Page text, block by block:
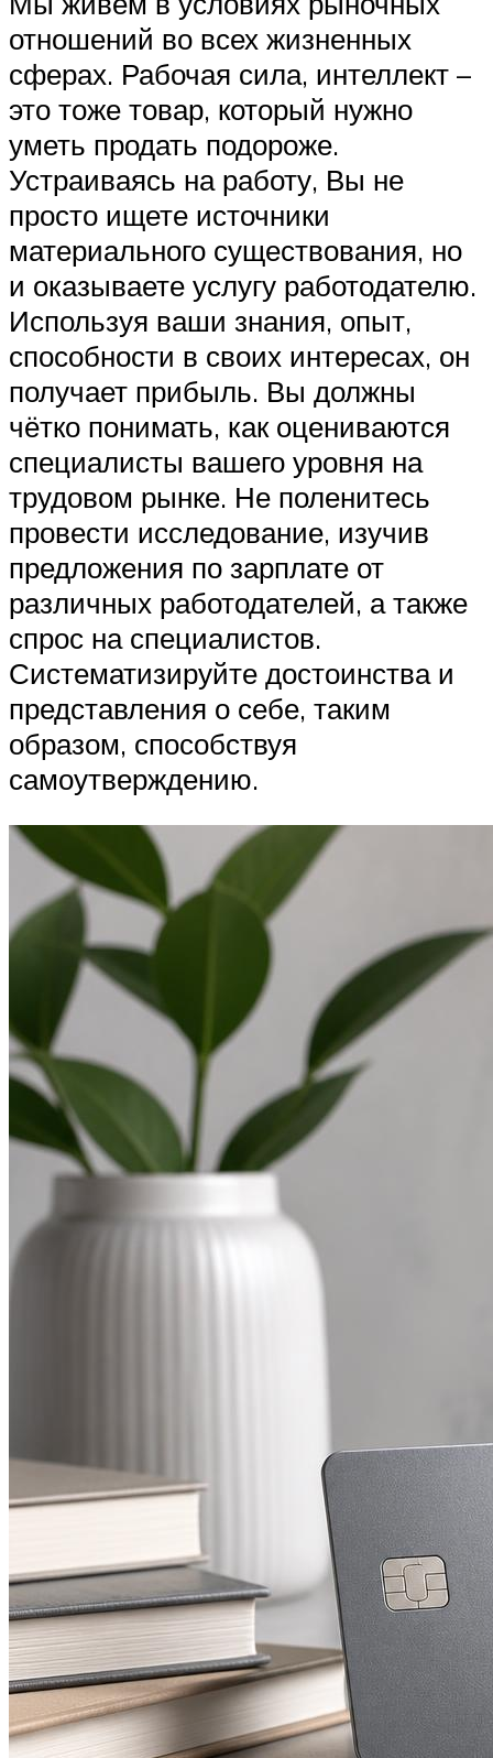
отношений во всех жизненных
сферах. Рабочая сила, интеллект –
это тоже товар, который нужно
уметь продать подороже.
Устраиваясь на работу, Вы не
просто ищете источники
материального существования, но
и оказываете услугу работодателю.
Используя ваши знания, опыт,
способности в своих интересах, он
получает прибыль. Вы должны
чётко понимать, как оцениваются
специалисты вашего уровня на
трудовом рынке. Не поленитесь
провести исследование, изучив
предложения по зарплате от
различных работодателей, а также
спрос на специалистов.
Систематизируйте достоинства и
представления о себе, таким
образом, способствуя
самоутверждению.